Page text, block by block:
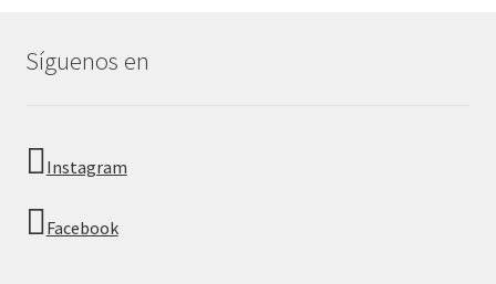
Síguenos en
Instagram
Facebook